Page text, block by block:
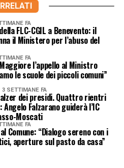
FA
FLC-CGIL a Benevento: il
il Ministero per l’abuso del
FA
l’appello al Ministro
le scuole dei piccoli comuni”
3 SETTIMANE FA
dei presidi. Quattro rientri
Falzarano guiderà l’IC
Moscati
FA
Comune: “Dialogo sereno con i
aperture sul pasto da casa”